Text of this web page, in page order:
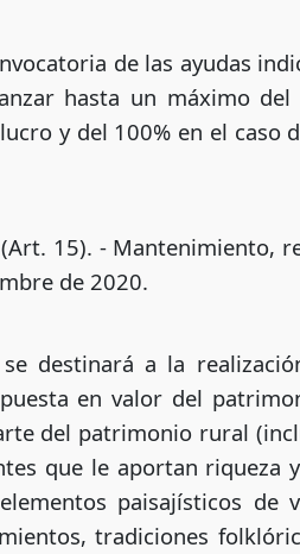
de las ayudas
hasta un máximo
y del 100% en el caso
(Art. 15). - Mantenimiento,
de 2020.
destinará a la
en valor del
del patrimonio rural
que le aportan riqueza
paisajísticos
tradiciones